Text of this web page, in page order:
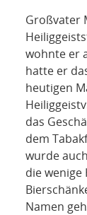
Großvater
wohnte er
hatte er
heutigen
das
dem
wurde
die wenige
Namen